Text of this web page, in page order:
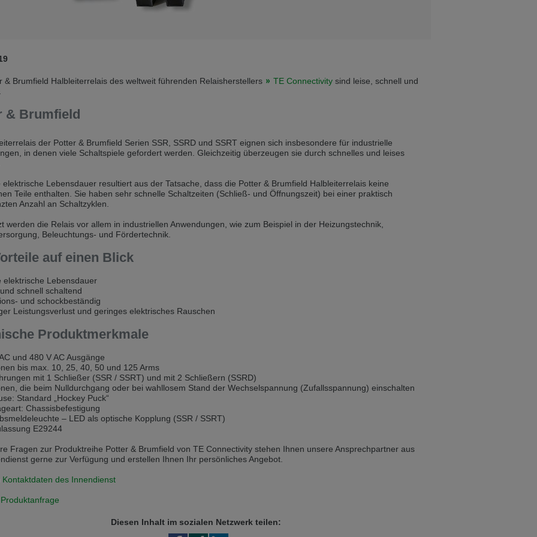
jaký je momentálně používán. Tato stránka je k dispozici i v češtině. Chcete přepnout na českou verzi?
verzi
je právě používaný jazyk. Tato stránka je také k dispozici v němčině. Přejete si přejít na německou verzi?
v této verzi
Sprache als die derzeit angezeigte bevorzugt. Diese Webseite ist auch auf Deutsch verfügbar. Möchten
dieser Version bleiben
je právě používaný jazyk. Tato stránka je k dispozici také v angličtině. Přejete si přepnout na anglickou verzi?
v této verzi
another language than the selected one. This website is also available in English. Would you like to switch to
version
& Brumfield Halbleiterrelais des weltweit führenden Relaisherstellers TE Connectivity sind leise, schnell und
& Brumfield
der Potter & Brumfield Serien SSR, SSRD und SSRT eignen sich insbesondere für industrielle
in denen viele Schaltspiele gefordert werden. Gleichzeitig überzeugen sie durch schnelles und leises
elektrische Lebensdauer resultiert aus der Tatsache, dass die Potter & Brumfield Halbleiterrelais keine
Teile enthalten. Sie haben sehr schnelle Schaltzeiten (Schließ- und Öffnungszeit) bei einer praktisch
Anzahl an Schaltzyklen.
werden die Relais vor allem in industriellen Anwendungen, wie zum Beispiel in der Heizungstechnik,
Beleuchtungs- und Fördertechnik.
auf einen Blick
Lebensdauer
schnell schaltend
und schockbeständig
Leistungsverlust und geringes elektrisches Rauschen
Produktmerkmale
und 480 V AC Ausgänge
bis max. 10, 25, 40, 50 und 125 Arms
mit 1 Schließer (SSR / SSRT) und mit 2 Schließern (SSRD)
die beim Nulldurchgang oder bei wahllosem Stand der Wechselspannung (Zufallsspannung) einschalten
Standard „Hockey Puck“
Chassisbefestigung
– LED als optische Kopplung (SSR / SSRT)
E29244
Fragen zur Produktreihe Potter & Brumfield von TE Connectivity stehen Ihnen unsere Ansprechpartner aus
gerne zur Verfügung und erstellen Ihnen Ihr persönliches Angebot.
Kontaktdaten des Innendienst
Diesen Inhalt im sozialen Netzwerk teilen: